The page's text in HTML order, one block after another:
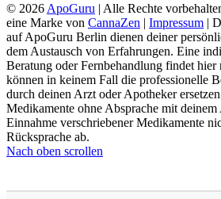
© 2026 ApoGuru | Alle Rechte
eine Marke von CannaZen | Impressum |
auf ApoGuru Berlin dienen deiner
dem Austausch von Erfahrungen. Eine
Beratung oder Fernbehandlung findet
können in keinem Fall die professionelle
durch deinen Arzt oder Apotheker
Medikamente ohne Absprache mit
Einnahme verschriebener Medikamente
Rücksprache ab.
Nach oben scrollen